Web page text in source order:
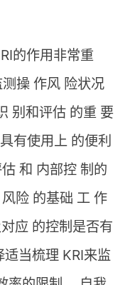
的作用非常重
操 作风 险状况
别和评估 的重 要
有使用上 的便利
和 内部控 制的
险 的基础 工 作
应 的控制是否有
当梳理 KRI来监